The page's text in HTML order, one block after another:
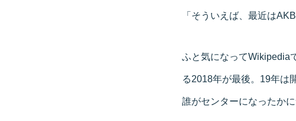
「そういえば、最近は
ふと気になってWikipedia
る2018年が最後。19年は
誰がセンターになったか